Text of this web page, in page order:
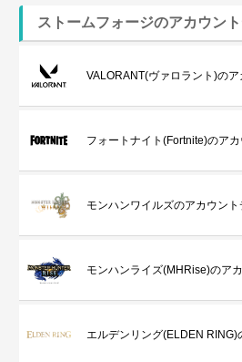
ストームフォージのアカウン
VALORANT(ヴァロラント)のア
フォートナイト(Fortnite)のア
モンハンワイルズのアカウント
モンハンライズ(MHRise)のア
エルデンリング(ELDEN RING)